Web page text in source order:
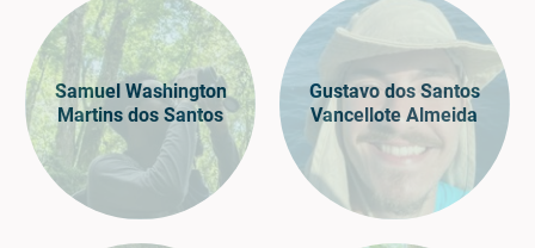
Samuel Washington
Martins dos Santos
Gustavo dos Santos
Vancellote Almeida